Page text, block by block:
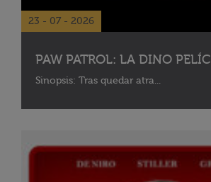
23 - 07 - 2026
PAW PATROL: LA DINO
Sinopsis: Tras quedar atra...